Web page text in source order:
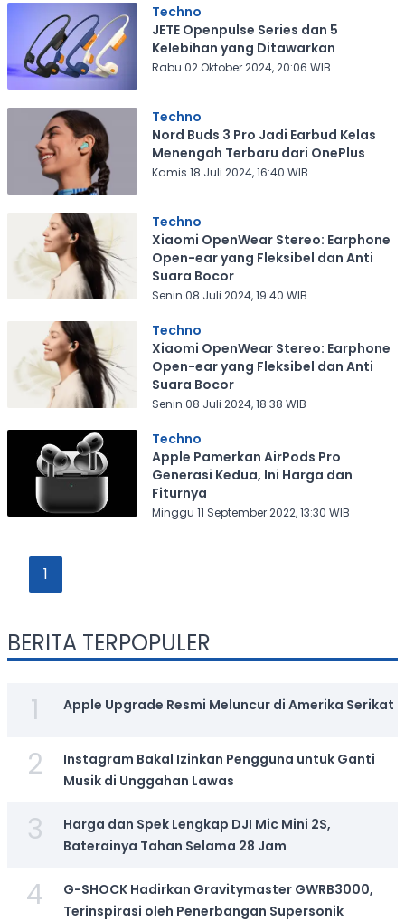
Techno
JETE Openpulse Series dan 5
Kelebihan yang Ditawarkan
Rabu 02 Oktober 2024, 20:06 WIB
Techno
Nord Buds 3 Pro Jadi Earbud Kelas
Menengah Terbaru dari OnePlus
Kamis 18 Juli 2024, 16:40 WIB
Techno
Xiaomi OpenWear Stereo: Earphone
Open-ear yang Fleksibel dan Anti
Suara Bocor
Senin 08 Juli 2024, 19:40 WIB
Techno
Xiaomi OpenWear Stereo: Earphone
Open-ear yang Fleksibel dan Anti
Suara Bocor
Senin 08 Juli 2024, 18:38 WIB
Techno
Apple Pamerkan AirPods Pro
Generasi Kedua, Ini Harga dan
Fiturnya
Minggu 11 September 2022, 13:30 WIB
1
BERITA TERPOPULER
1 Apple Upgrade Resmi Meluncur di Amerika Serikat
2
Instagram Bakal Izinkan Pengguna untuk Ganti
Musik di Unggahan Lawas
3
Harga dan Spek Lengkap DJI Mic Mini 2S,
Baterainya Tahan Selama 28 Jam
4
G-SHOCK Hadirkan Gravitymaster GWRB3000,
Terinspirasi oleh Penerbangan Supersonik